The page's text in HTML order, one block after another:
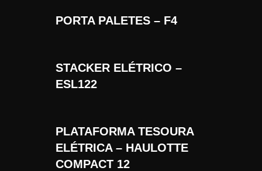
PORTA PALETES – F4
STACKER ELÉTRICO –
ESL122
PLATAFORMA TESOURA
ELÉTRICA – HAULOTTE
COMPACT 12